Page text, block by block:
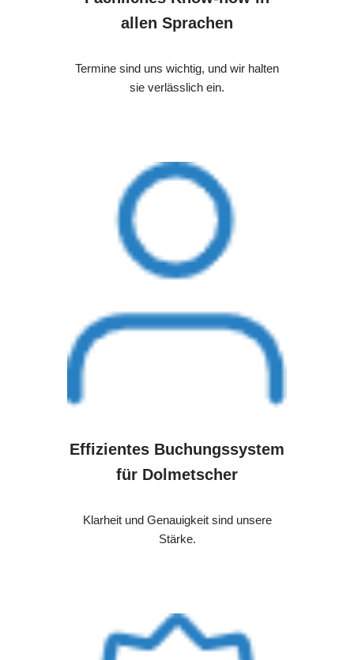
allen Sprachen
Termine sind uns wichtig, und wir halten
sie verlässlich ein.
Effizientes Buchungssystem
für Dolmetscher
Klarheit und Genauigkeit sind unsere
Stärke.